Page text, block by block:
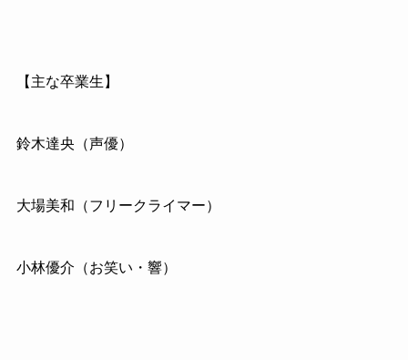
【主な卒業生】
鈴木達央（声優）
大場美和（フリークライマー）
小林優介（お笑い・響）